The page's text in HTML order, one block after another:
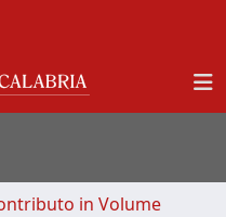
in Volume